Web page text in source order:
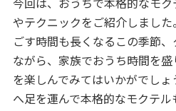
やテクニックをご紹介しまし
ごす時間も長くなるこの季節
ながら、家族でおうち時間を
を楽しんでみてはいかがでし
へ足を運んで本格的なモクテ